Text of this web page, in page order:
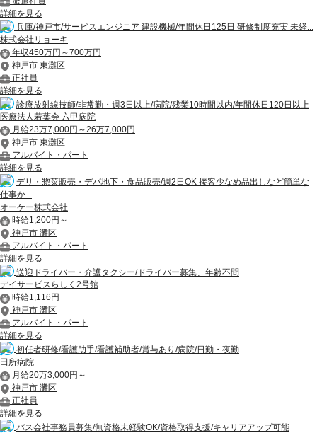
詳細を見る
兵庫/神戸市/サービスエンジニア 建設機械/年間休日125日 研修制度充実 未経...
株式会社リョーキ
年収450万円～700万円
神戸市 東灘区
正社員
詳細を見る
診療放射線技師/非常勤・週3日以上/病院/残業10時間以内/年間休日120日以上
医療法人若葉会 六甲病院
月給23万7,000円～26万7,000円
神戸市 東灘区
アルバイト・パート
詳細を見る
デリ・惣菜販売・デパ地下・食品販売/週2日OK 接客少なめ品出しなど簡単な
仕事か...
オーケー株式会社
時給1,200円～
神戸市 灘区
アルバイト・パート
詳細を見る
送迎ドライバー・介護タクシー/ドライバー募集、年齢不問
デイサービスらしく2号館
時給1,116円
神戸市 灘区
アルバイト・パート
詳細を見る
初任者研修/看護助手/看護補助者/賞与あり/病院/日勤・夜勤
田所病院
月給20万3,000円～
神戸市 灘区
正社員
詳細を見る
バス会社事務員募集/無資格未経験OK/資格取得支援/キャリアアップ可能